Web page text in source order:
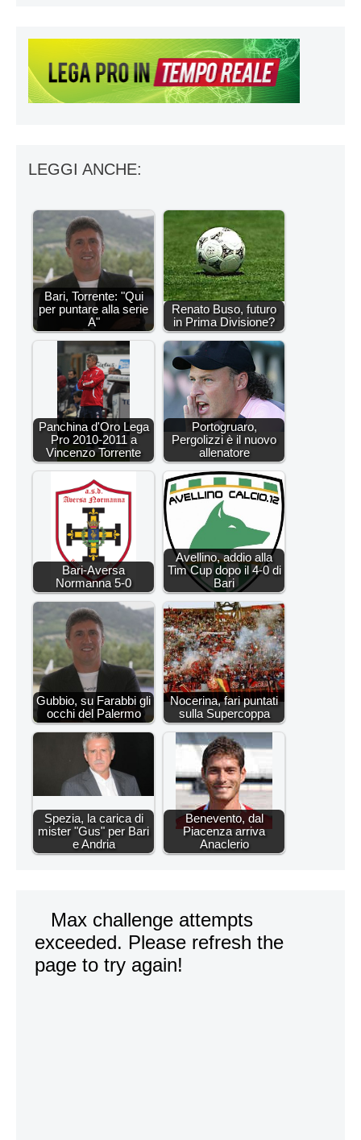
LEGGI ANCHE:
Bari, Torrente: "Qui
per puntare alla serie
A"
Renato Buso, futuro
in Prima Divisione?
Panchina d'Oro Lega
Pro 2010-2011 a
Vincenzo Torrente
Portogruaro,
Pergolizzi è il nuovo
allenatore
Bari-Aversa
Normanna 5-0
Avellino, addio alla
Tim Cup dopo il 4-0 di
Bari
Gubbio, su Farabbi gli
occhi del Palermo
Nocerina, fari puntati
sulla Supercoppa
Spezia, la carica di
mister "Gus" per Bari
e Andria
Benevento, dal
Piacenza arriva
Anaclerio